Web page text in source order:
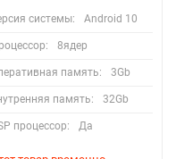
системы: Android 10
8ядер
память: 3Gb
память: 32Gb
процессор: Да